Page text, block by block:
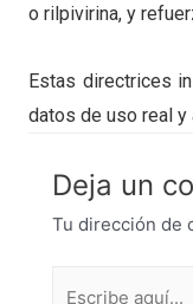
o rilpivirina, y
Estas directrices
datos de uso real y
Deja un
Tu dirección de